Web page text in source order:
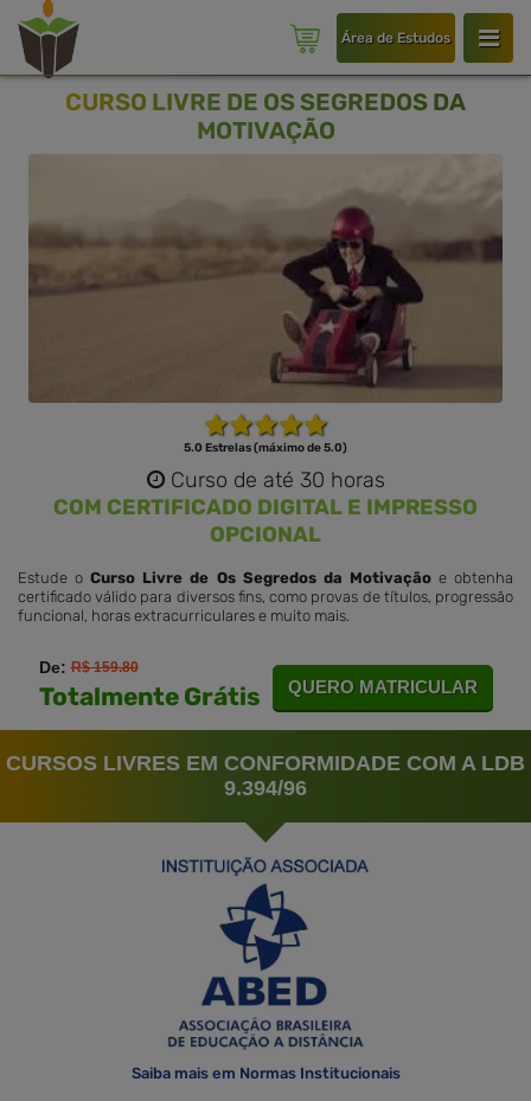
Área de Estudos
CURSO LIVRE DE OS SEGREDOS DA
MOTIVAÇÃO
5.0 Estrelas (máximo de 5.0)
Curso de até 30 horas
COM CERTIFICADO DIGITAL E IMPRESSO
OPCIONAL
Estude oCurso Livre de Os Segredos da Motivaçãoe obtenha
certificado válido para diversos fins, como provas de títulos, progressão
funcional, horas extracurriculares e muito mais.
De:R$ 159.80
Totalmente Grátis QUERO MATRICULAR
CURSOS LIVRES EM CONFORMIDADE COM A LDB
9.394/96
Saiba mais em Normas Institucionais